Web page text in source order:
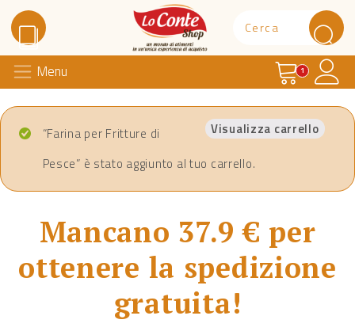
Lo Conte Shop
Menu Carrello
1
Visualizza carrello
“Farina per Fritture di
Pesce” è stato aggiunto al tuo carrello.
Mancano 37.9 € per
ottenere la spedizione
gratuita!